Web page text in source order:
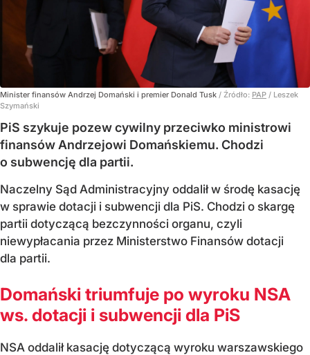
Minister finansów Andrzej Domański i premier Donald Tusk / Źródło: PAP / Leszek
Szymański
PiS szykuje pozew cywilny przeciwko ministrowi
finansów Andrzejowi Domańskiemu. Chodzi
o subwencję dla partii.
Naczelny Sąd Administracyjny oddalił w środę kasację
w sprawie dotacji i subwencji dla PiS. Chodzi o skargę
partii dotyczącą bezczynności organu, czyli
niewypłacania przez Ministerstwo Finansów dotacji
dla partii.
Domański triumfuje po wyroku NSA
ws. dotacji i subwencji dla PiS
NSA oddalił kasację dotyczącą wyroku warszawskiego